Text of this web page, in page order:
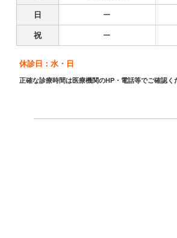
日 ー
祝 ー
休診日：水・日
正確な診療時間は医療機関のHP・電話等でご確認く